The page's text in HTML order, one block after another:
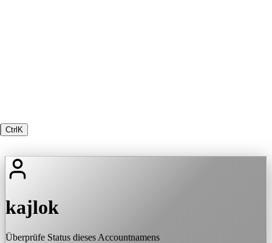
Ctrl K
kajlok
Überprüfe Status dieses Accountnamens